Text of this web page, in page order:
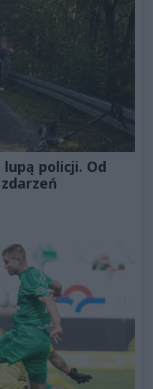
policji. Od